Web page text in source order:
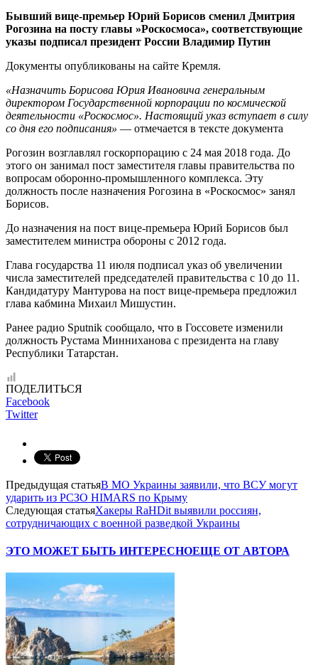
Бывший вице-премьер Юрий Борисов сменил Дмитрия
Рогозина на посту главы »Роскосмоса», соответствующие
указы подписал президент России Владимир Путин
Документы опубликованы на сайте Кремля.
«Назначить Борисова Юрия Ивановича генеральным
директором Государственной корпорации по космической
деятельности «Роскосмос». Настоящий указ вступает в силу
со дня его подписания» — отмечается в тексте документа
Рогозин возглавлял госкорпорацию с 24 мая 2018 года. До
этого он занимал пост заместителя главы правительства по
вопросам оборонно-промышленного комплекса. Эту
должность после назначения Рогозина в «Роскосмос» занял
Борисов.
До назначения на пост вице-премьера Юрий Борисов был
заместителем министра обороны с 2012 года.
Глава государства 11 июля подписал указ об увеличении
числа заместителей председателей правительства с 10 до 11.
Кандидатуру Мантурова на пост вице-премьера предложил
глава кабмина Михаил Мишустин.
Ранее радио Sputnik сообщало, что в Госсовете изменили
должность Рустама Минниханова с президента на главу
Республики Татарстан.
ПОДЕЛИТЬСЯ
Facebook
Twitter
Предыдущая статьяВ МО Украины заявили, что ВСУ могут
ударить из РСЗО HIMARS по Крыму
Следующая статьяХакеры RaHDit выявили россиян,
сотрудничающих с военной разведкой Украины
ЭТО МОЖЕТ БЫТЬ ИНТЕРЕСНОЕЩЕ ОТ АВТОРА